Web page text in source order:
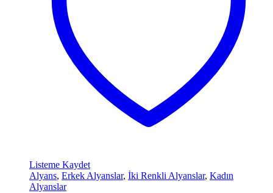
Listeme Kaydet
Alyans, Erkek Alyanslar, İki Renkli Alyanslar, Kadın
Alyanslar